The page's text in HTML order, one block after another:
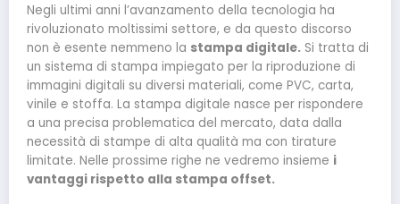
Negli ultimi anni l’avanzamento della tecnologia ha
rivoluzionato moltissimi settore, e da questo discorso
non è esente nemmeno la stampa digitale. Si tratta di
un sistema di stampa impiegato per la riproduzione di
immagini digitali su diversi materiali, come PVC, carta,
vinile e stoffa. La stampa digitale nasce per rispondere
a una precisa problematica del mercato, data dalla
necessità di stampe di alta qualità ma con tirature
limitate. Nelle prossime righe ne vedremo insieme i
vantaggi rispetto alla stampa offset.